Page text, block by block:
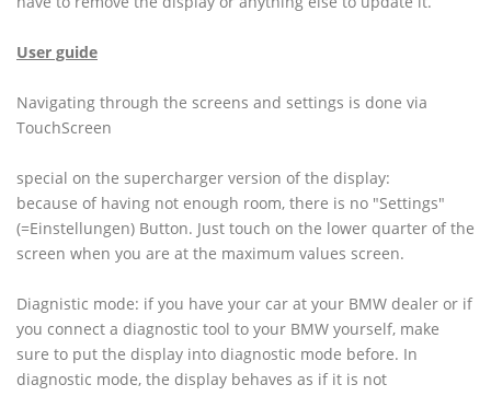
User guide
Navigating through the screens and settings is done via
TouchScreen
special on the supercharger version of the display:
because of having not enough room, there is no "Settings"
(=Einstellungen) Button. Just touch on the lower quarter of the
screen when you are at the maximum values screen.
Diagnistic mode: if you have your car at your BMW dealer or if
you connect a diagnostic tool to your BMW yourself, make
sure to put the display into diagnostic mode before. In
diagnostic mode, the display behaves as if it is not